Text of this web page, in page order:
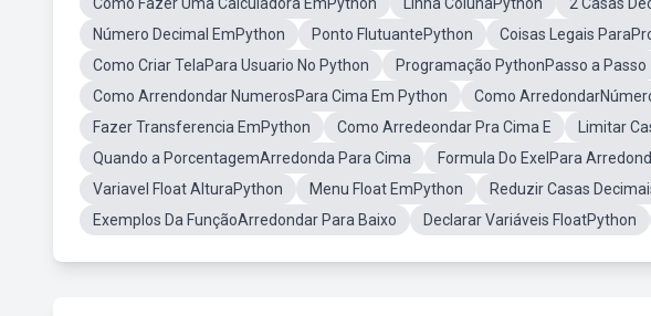
Número Decimal EmPython
Ponto FlutuantePython
Coisas Legais
Como Criar TelaPara Usuario No Python
Programação PythonPasso a Passo
Como Arrendondar NumerosPara Cima Em Python
Como
Fazer Transferencia EmPython
Como Arredeondar Pra Cima E
Limitar
Quando a PorcentagemArredonda Para Cima
Formula Do ExelPara
Variavel Float AlturaPython
Menu Float EmPython
Reduzir Casas
Exemplos Da FunçãoArredondar Para Baixo
Declarar Variáveis FloatPython